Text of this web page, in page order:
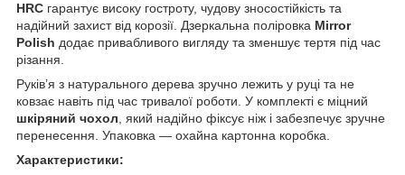
HRC гарантує високу гостроту, чудову зносостійкість та
надійний захист від корозії. Дзеркальна поліровка Mirror
Polish додає привабливого вигляду та зменшує тертя під час
різання.
Руків’я з натурального дерева зручно лежить у руці та не
ковзає навіть під час тривалої роботи. У комплекті є міцний
шкіряний чохол, який надійно фіксує ніж і забезпечує зручне
перенесення. Упаковка — охайна картонна коробка.
Характеристики: